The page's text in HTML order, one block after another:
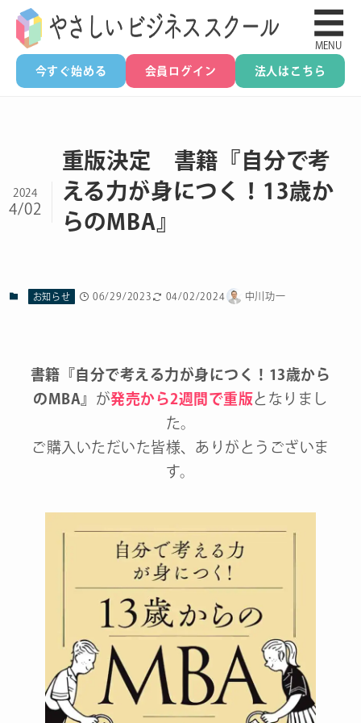
今すぐ始める 会員ログイン 法人はこちら
☰
MENU
重版決定 書籍『自分で考
える力が身につく！13歳か
らのMBA』
2024
4/02
お知らせ 06/29/2023 04/02/2024 中川功一
書籍『自分で考える力が身につく！13歳から
のMBA』 が発売から2週間で重版となりまし
た。
ご購入いただいた皆様、ありがとうございま
す。